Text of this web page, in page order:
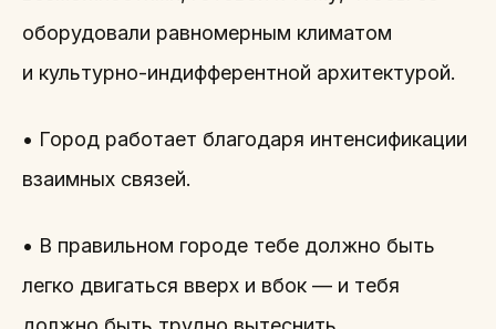
оборудовали равномерным климатом
и культурно-индифферентной архитектурой.
• Город работает благодаря интенсификации
взаимных связей.
• В правильном городе тебе должно быть
легко двигаться вверх и вбок — и тебя